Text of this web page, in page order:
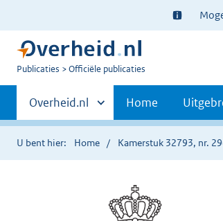
Ter
informatie:
U
Publicaties Officiële publicaties
Primaire
navigatie
Andere
sites
binnen
Overheid.nl Home
U bent hier: Home Kamerstuk 32793, nr.